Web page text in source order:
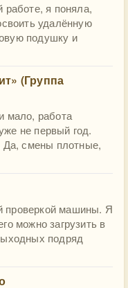
работе, я поняла,
удалённую
подушку и
(Группа
мало, работа
не первый год.
Да, смены плотные,
проверкой машины. Я
можно загрузить в
подряд